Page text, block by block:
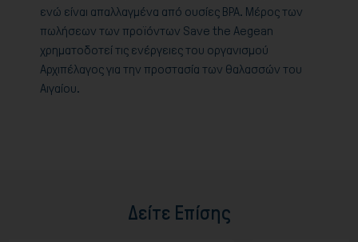
ενώ είναι απαλλαγμένα από ουσίες BPA. Μέρος των
πωλήσεων των προϊόντων Save the Aegean
χρηματοδοτεί τις ενέργειες του οργανισμού
Αρχιπέλαγος για την προστασία των θαλασσών του
Αιγαίου.
Δείτε Επίσης